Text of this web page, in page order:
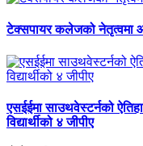
टेक्सपायर कलेजको नेतृत्वमा
एसईईमा साउथवेस्टर्नको
विद्यार्थीको ४ जीपीए